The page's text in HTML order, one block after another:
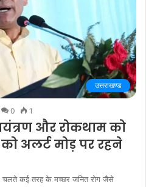
उत्तराखण्ड
0 1
और रोकथाम को
अलर्ट मोड़ पर रहने
चलते कई तरह के मच्छर जनित रोग जैसे